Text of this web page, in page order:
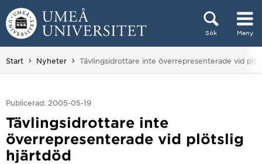
Hoppa direkt till innehållet
Sök Meny
Huvudmenyn dold.
Start Nyheter Du är här:
Tävlingsidrottare inte överrepresenterade vid
Publicerad: 2005-05-19
Tävlingsidrottare inte
överrepresenterade vid plötslig
hjärtdöd